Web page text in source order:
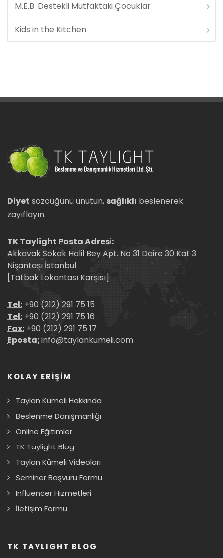
M.E.B. Destekli Mutfaktaki Çocuklar
Kids in the Kitchen
Diyet sözcüğünü unutun, sağlıklı beslenerek
zayıflayın.
TK Taylight Posta Adresi:
Akkavak Sokak Halil Bey Apt. No 31 Daire 30 Kat 3
Nişantaşı İstanbul
[Tatbak Lokantası Karşısı]
Tel: +90 (212) 291 75 15
Tel: +90 (212) 291 75 16
Fax: +90 (212) 291 75 17
Eposta:info@taylankumeli.com
KOLAY ERİŞİM
Taylan Kümeli Hakkında
Beslenme Danışmanlığı
Online Eğitimler
TK Taylight Blog
Taylan Kümeli Videoları
Seminer Başvuru Formu
Influencer Hizmetleri
İletişim Formu
TK TAYLIGHT BLOG